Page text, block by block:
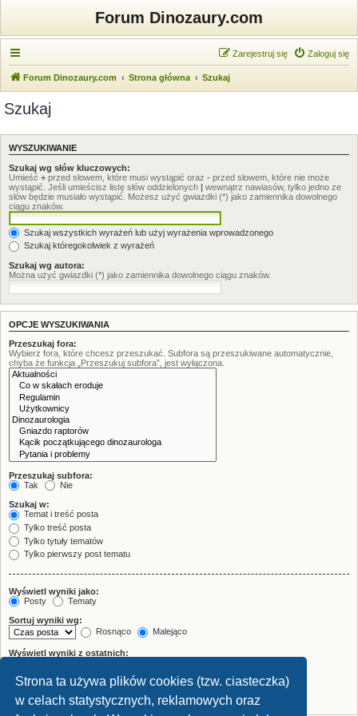
Strona ta używa plików cookies (tzw. ciasteczka)
w celach statystycznych, reklamowych oraz
Forum Dinozaury.com
Zaloguj się
Zarejestruj się
Forum Dinozaury.com Strona główna Szukaj
Szukaj
WYSZUKIWANIE
Szukaj wg słów kluczowych:
Umieść + przed słowem, które musi wystąpić oraz - przed słowem, które nie może
wystąpić. Jeśli umieścisz listę słów oddzielonych | wewnątrz nawiasów, tylko jedno ze
słów będzie musiało wystąpić. Możesz użyć gwiazdki (*) jako zamiennika dowolnego
ciągu znaków.
Szukaj wszystkich wyrażeń lub użyj wyrażenia wprowadzonego
Szukaj któregokolwiek z wyrażeń
Szukaj wg autora:
Można użyć gwiazdki (*) jako zamiennika dowolnego ciągu znaków.
OPCJE WYSZUKIWANIA
Przeszukaj fora:
Wybierz fora, które chcesz przeszukać. Subfora są przeszukiwane automatycznie,
chyba że funkcja „Przeszukuj subfora”, jest wyłączona.
Przeszukaj subfora:
Tak
Nie
Szukaj w:
Temat i treść posta
Tylko treść posta
Tylko tytuły tematów
Tylko pierwszy post tematu
Wyświetl wyniki jako:
Posty
Tematy
Sortuj wyniki wg:
Rosnąco
Malejąco
Wyświetl wyniki z ostatnich:
Wyświetl pierwsze:
znaków w poście